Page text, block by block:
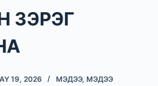
ЗЭРЭГ
19, 2026 МЭДЭЭ, МЭДЭЭ